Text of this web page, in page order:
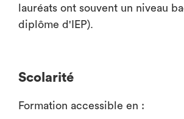
lauréats ont souvent un niveau
diplôme d'IEP).
Scolarité
Formation accessible en :